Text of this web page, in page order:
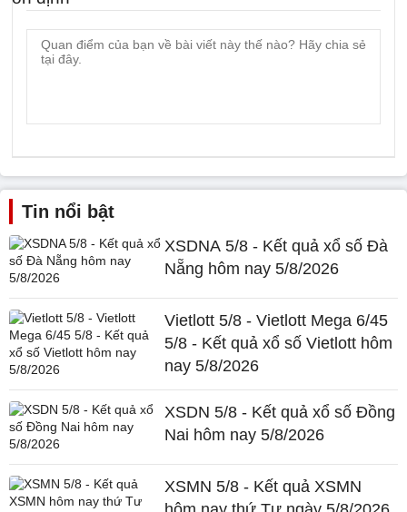
Tin nổi bật
XSDNA 5/8 - Kết quả xổ số Đà
Nẵng hôm nay 5/8/2026
Vietlott 5/8 - Vietlott Mega 6/45
5/8 - Kết quả xổ số Vietlott hôm
nay 5/8/2026
XSDN 5/8 - Kết quả xổ số Đồng
Nai hôm nay 5/8/2026
XSMN 5/8 - Kết quả XSMN